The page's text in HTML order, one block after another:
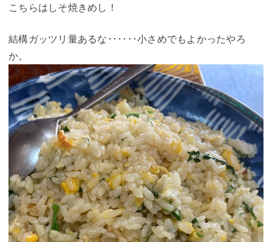
こちらはしそ焼きめし！
結構ガッツリ量あるな･･････小さめでもよかったやろ
か。